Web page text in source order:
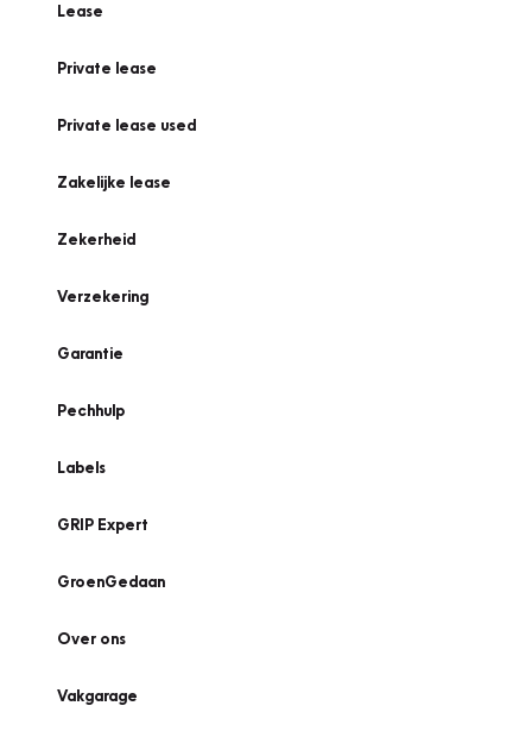
Lease
Private lease
Private lease used
Zakelijke lease
Zekerheid
Verzekering
Garantie
Pechhulp
Labels
GRIP Expert
GroenGedaan
Over ons
Vakgarage